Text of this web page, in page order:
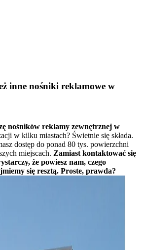
inne nośniki reklamowe w
nośników reklamy zewnętrznej w
w kilku miastach? Świetnie się składa.
dostęp do ponad 80 tys. powierzchni
miejscach. Zamiast kontaktować się
że powiesz nam, czego
się resztą. Proste, prawda?